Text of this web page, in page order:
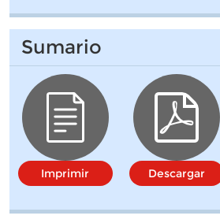
Sumario
Imprimir Descargar